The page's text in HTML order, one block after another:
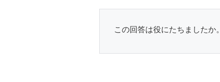
この回答は役にたちましたか